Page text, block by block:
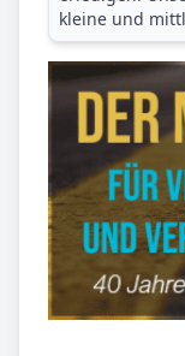
kleine und